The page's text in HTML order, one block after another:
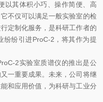
以其体积小巧、操作简便、高
不仅可以满足一般实验室的检
定制化服务，是科研工作者的
纷纷引进ProC-2，将其作为提
2实验室质谱仪的推出是公
一重要成果。未来，公司将继
和应用价值，为科研与工业分